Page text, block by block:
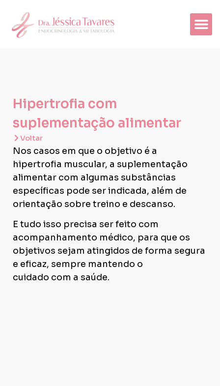
Hipertrofia com
suplementação alimentar
Voltar
Nos casos em que o objetivo é a
hipertrofia muscular, a suplementação
alimentar com algumas substâncias
específicas pode ser indicada, além de
orientação sobre treino e descanso.
E tudo isso precisa ser feito com
acompanhamento médico, para que os
objetivos sejam atingidos de forma segura
e eficaz, sempre mantendo o
cuidado com a saúde.